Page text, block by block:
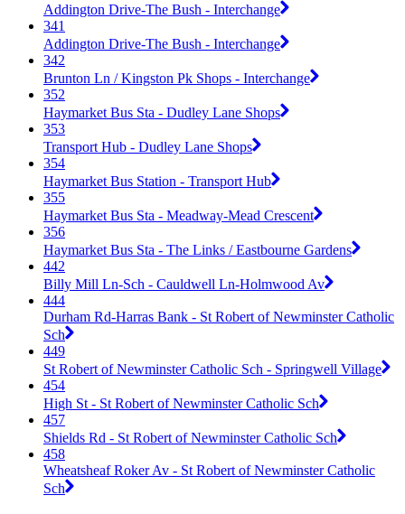
Addington Drive-The Bush - Interchange
341
Addington Drive-The Bush - Interchange
342
Brunton Ln / Kingston Pk Shops - Interchange
352
Haymarket Bus Sta - Dudley Lane Shops
353
Transport Hub - Dudley Lane Shops
354
Haymarket Bus Station - Transport Hub
355
Haymarket Bus Sta - Meadway-Mead Crescent
356
Haymarket Bus Sta - The Links / Eastbourne Gardens
442
Billy Mill Ln-Sch - Cauldwell Ln-Holmwood Av
444
Durham Rd-Harras Bank - St Robert of Newminster Catholic
Sch
449
St Robert of Newminster Catholic Sch - Springwell Village
454
High St - St Robert of Newminster Catholic Sch
457
Shields Rd - St Robert of Newminster Catholic Sch
458
Wheatsheaf Roker Av - St Robert of Newminster Catholic
Sch